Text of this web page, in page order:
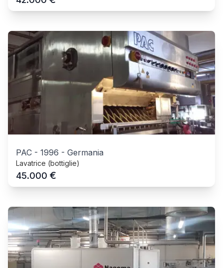
PAC - 1996 - Germania
Lavatrice (bottiglie)
45.000 €